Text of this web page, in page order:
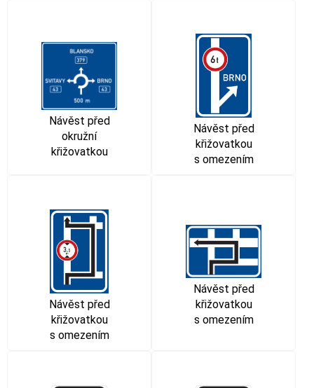
Návěst před
okružní
křižovatkou
Návěst před
křižovatkou
s omezením
Návěst před
křižovatkou
s omezením
Návěst před
křižovatkou
s omezením